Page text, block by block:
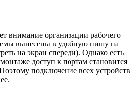
внимание организации рабочего
вынесены в удобную нишу на
на экран спереди). Однако есть
доступ к портам становится
подключение всех устройств